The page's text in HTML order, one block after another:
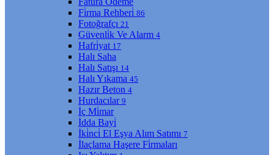
Fi̇rma Rehberi̇ 86
Fotoğrafçı 21
Güvenli̇k Ve Alarm 4
Hafri̇yat 17
Halı Saha
Halı Satışı 14
Halı Yıkama 45
Hazır Beton 4
Hurdacılar 9
İç Mi̇mar
İdda Bayi̇
İki̇nci̇ El Eşya Alım Satımı 7
İlaçlama Haşere Fi̇rmaları